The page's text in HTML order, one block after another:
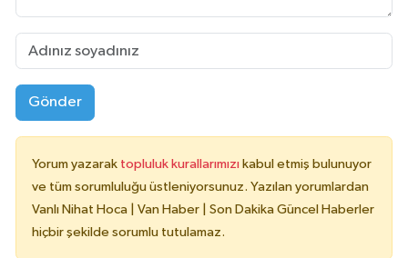
Gönder
Yorum yazarak topluluk kurallarımızı kabul etmiş bulunuyor
ve tüm sorumluluğu üstleniyorsunuz. Yazılan yorumlardan
Vanlı Nihat Hoca | Van Haber | Son Dakika Güncel Haberler
hiçbir şekilde sorumlu tutulamaz.